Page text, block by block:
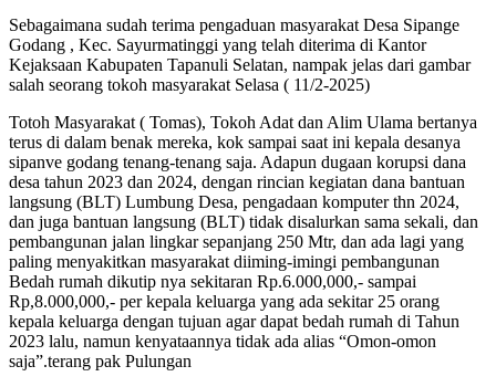
Sebagaimana sudah terima pengaduan masyarakat Desa Sipange
Godang , Kec. Sayurmatinggi yang telah diterima di Kantor
Kejaksaan Kabupaten Tapanuli Selatan, nampak jelas dari gambar
salah seorang tokoh masyarakat Selasa ( 11/2-2025)
Totoh Masyarakat ( Tomas), Tokoh Adat dan Alim Ulama bertanya
terus di dalam benak mereka, kok sampai saat ini kepala desanya
sipanve godang tenang-tenang saja. Adapun dugaan korupsi dana
desa tahun 2023 dan 2024, dengan rincian kegiatan dana bantuan
langsung (BLT) Lumbung Desa, pengadaan komputer thn 2024,
dan juga bantuan langsung (BLT) tidak disalurkan sama sekali, dan
pembangunan jalan lingkar sepanjang 250 Mtr, dan ada lagi yang
paling menyakitkan masyarakat diiming-imingi pembangunan
Bedah rumah dikutip nya sekitaran Rp.6.000,000,- sampai
Rp,8.000,000,- per kepala keluarga yang ada sekitar 25 orang
kepala keluarga dengan tujuan agar dapat bedah rumah di Tahun
2023 lalu, namun kenyataannya tidak ada alias “Omon-omon
saja”.terang pak Pulungan